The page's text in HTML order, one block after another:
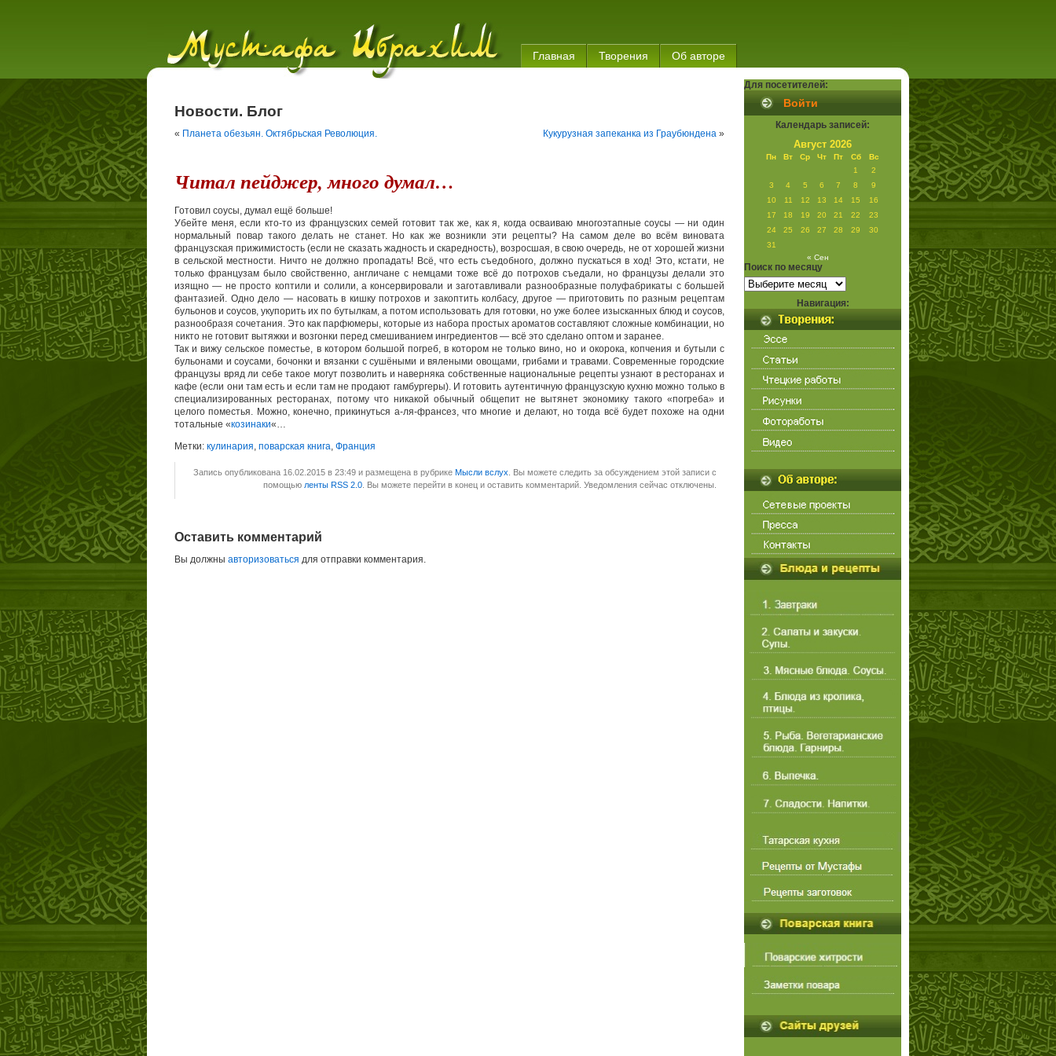
Главная Творения Об авторе
Новости. Блог
« Планета обезьян. Октябрьская Революция. Кукурузная запеканка из Граубюндена »
Читал пейджер, много думал…
Готовил соусы, думал ещё больше!
Убейте меня, если кто-то из французских семей готовит так же, как я, когда осваиваю многоэтапные соусы — ни один
нормальный повар такого делать не станет. Но как же возникли эти рецепты? На самом деле во всём виновата
французская прижимистость (если не сказать жадность и скаредность), возросшая, в свою очередь, не от хорошей жизни
в сельской местности. Ничто не должно пропадать! Всё, что есть съедобного, должно пускаться в ход! Это, кстати, не
только французам было свойственно, англичане с немцами тоже всё до потрохов съедали, но французы делали это
изящно — не просто коптили и солили, а консервировали и заготавливали разнообразные полуфабрикаты с большей
фантазией. Одно дело — насовать в кишку потрохов и закоптить колбасу, другое — приготовить по разным рецептам
бульонов и соусов, укупорить их по бутылкам, а потом использовать для готовки, но уже более изысканных блюд и соусов,
разнообразя сочетания. Это как парфюмеры, которые из набора простых ароматов составляют сложные комбинации, но
никто не готовит вытяжки и возгонки перед смешиванием ингредиентов — всё это сделано оптом и заранее.
Так и вижу сельское поместье, в котором большой погреб, в котором не только вино, но и окорока, копчения и бутыли с
бульонами и соусами, бочонки и вязанки с сушёными и вялеными овощами, грибами и травами. Современные городские
французы вряд ли себе такое могут позволить и наверняка собственные национальные рецепты узнают в ресторанах и
кафе (если они там есть и если там не продают гамбургеры). И готовить аутентичную французскую кухню можно только в
специализированных ресторанах, потому что никакой обычный общепит не вытянет экономику такого «погреба» и
целого поместья. Можно, конечно, прикинуться а-ля-франсез, что многие и делают, но тогда всё будет похоже на одни
тотальные «козинаки«…
Метки: кулинария, поварская книга, Франция
Запись опубликована 16.02.2015 в 23:49 и размещена в рубрике Мысли вслух . Вы можете следить за обсуждением этой записи с
помощью ленты RSS 2.0 . Вы можете перейти в конец и оставить комментарий. Уведомления сейчас отключены.
Оставить комментарий
Вы должны авторизоваться для отправки комментария.
Для посетителей:
Войти
Календарь записей:
Август 2026
Пн Вт Ср Чт Пт Сб
Вс
1
2
3
4 5 6 7 8
9
10
11 12 13 14 15
16
17
18 19 20 21 22
23
24
25 26 27 28 29
30
31
« Сен
Поиск по месяцу
Поиск
по
месяцу
Навигация: